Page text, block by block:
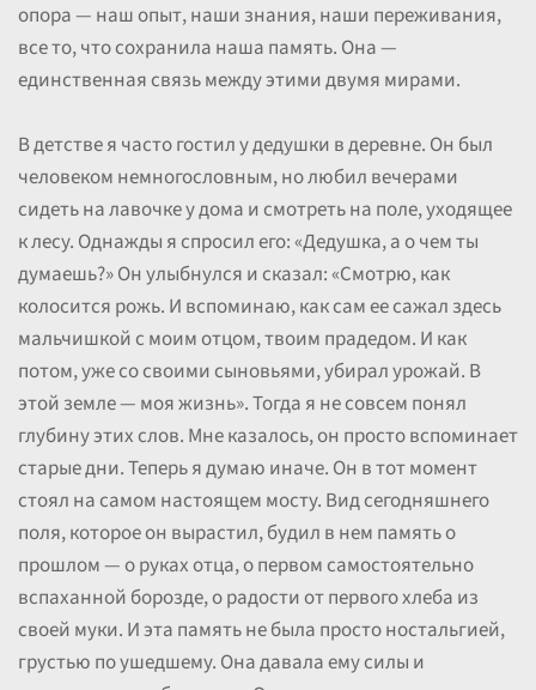
опора — наш опыт, наши знания, наши переживания,
все то, что сохранила наша память. Она —
единственная связь между этими двумя мирами.
В детстве я часто гостил у дедушки в деревне. Он был
человеком немногословным, но любил вечерами
сидеть на лавочке у дома и смотреть на поле, уходящее
к лесу. Однажды я спросил его: «Дедушка, а о чем ты
думаешь?» Он улыбнулся и сказал: «Смотрю, как
колосится рожь. И вспоминаю, как сам ее сажал здесь
мальчишкой с моим отцом, твоим прадедом. И как
потом, уже со своими сыновьями, убирал урожай. В
этой земле — моя жизнь». Тогда я не совсем понял
глубину этих слов. Мне казалось, он просто вспоминает
старые дни. Теперь я думаю иначе. Он в тот момент
стоял на самом настоящем мосту. Вид сегодняшнего
поля, которое он вырастил, будил в нем память о
прошлом — о руках отца, о первом самостоятельно
вспаханной борозде, о радости от первого хлеба из
своей муки. И эта память не была просто ностальгией,
грустью по ушедшему. Она давала ему силы и